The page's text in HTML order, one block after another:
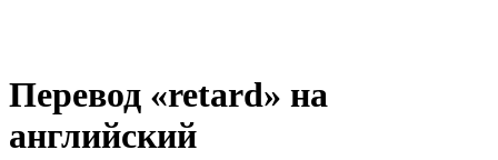
Перевод «retard» на
английский